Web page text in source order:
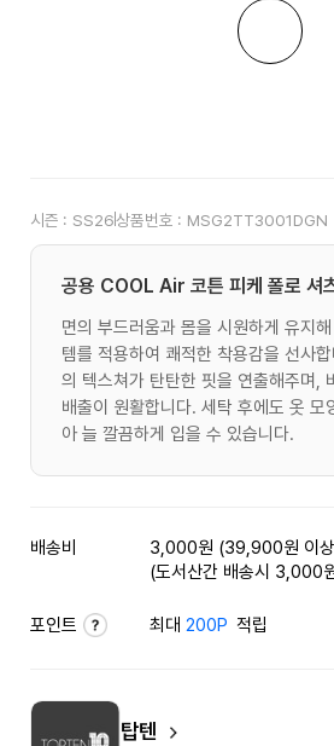
시즌 : SS26상품번호 : MSG2TT3001DGN
공용 COOL Air 코튼 피케 폴로 셔
면의 부드러움과 몸을 시원하게 유지
템를 적용하여 쾌적한 착용감을 선사
의 텍스쳐가 탄탄한 핏을 연출해주며,
배출이 원활합니다. 세탁 후에도 옷 모
아 늘 깔끔하게 입을 수 있습니다.
배송비
3,000원 (39,900원 이상
(도서산간 배송시 3,000
포인트 최대200P 적립
탑텐